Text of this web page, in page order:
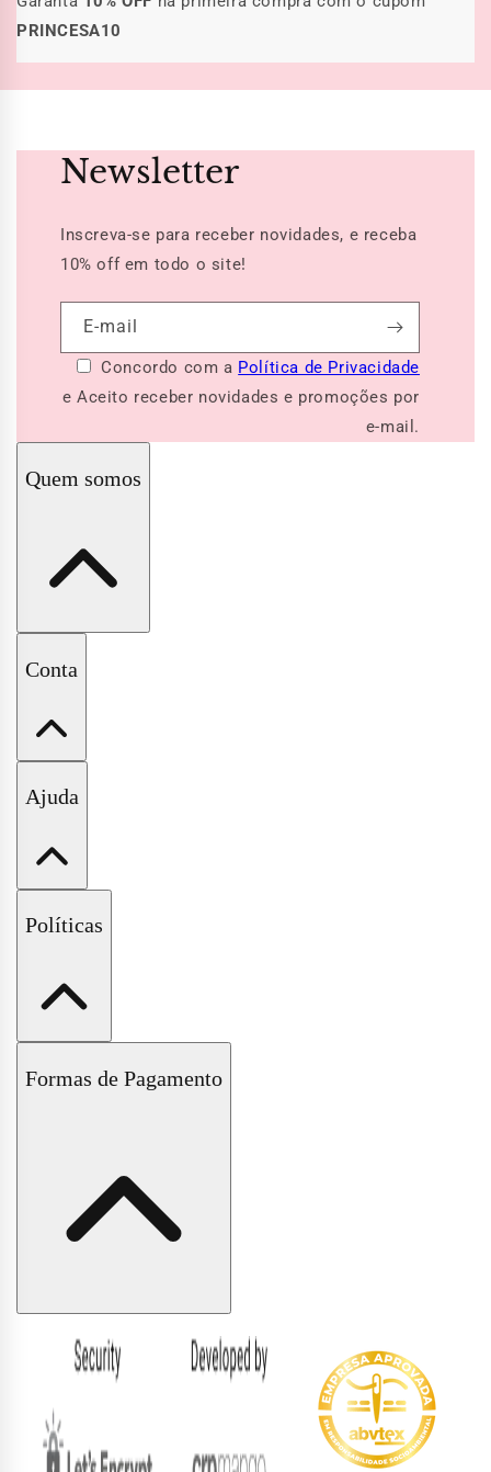
PRINCESA10
Newsletter
Inscreva-se para receber novidades, e receba
10% offem todo o site!
E-mail
Concordo com a Política de Privacidade
e Aceito receber novidades e promoções por
e-mail.
Quem somos
A Pituchinhus
Conta
Minha Conta
Wishlist
Ajuda
Fale Conosco
Políticas
Políticas de Trocas e Devoluções
Formas de Pagamento
Formas